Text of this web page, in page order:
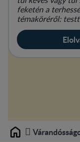
feketén a
témaköréről:
étkezés és
Home